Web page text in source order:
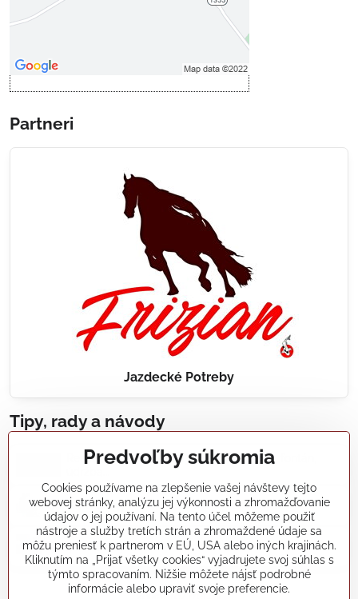
Povoliť a zapamätať - súhlas s
Partneri
Jazdecké Potreby
Tipy, rady a návody
Realizácie záhradných jazierok, bazénov, fontán,
Články a blogy
Rady a návody
Predvoľby súkromia
Cookies používame na zlepšenie vašej návštevy tejto
webovej stránky, analýzu jej výkonnosti a zhromažďovanie
údajov o jej používaní. Na tento účel môžeme použiť
nástroje a služby tretích strán a zhromaždené údaje sa
môžu preniesť k partnerom v EÚ, USA alebo iných krajinách.
Kliknutím na „Prijať všetky cookies“ vyjadrujete svoj súhlas s
týmto spracovaním. Nižšie môžete nájsť podrobné
informácie alebo upraviť svoje preferencie.